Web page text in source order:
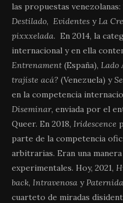
las propuestas venezolanas:
Destilado, Evidentes yLa
pixxxelada. En 2014, la
internacional y en ella
Entrenament (España), Lado
trajiste acá? (Venezuela) y
en la competencia
Diseminar, enviada por el
Queer. En 2018, Iridescence
parte de la competencia
arbitrarias. Eran una
experimentales. Hoy, 2021,
back, Intravenosa y
cuarteto de miradas